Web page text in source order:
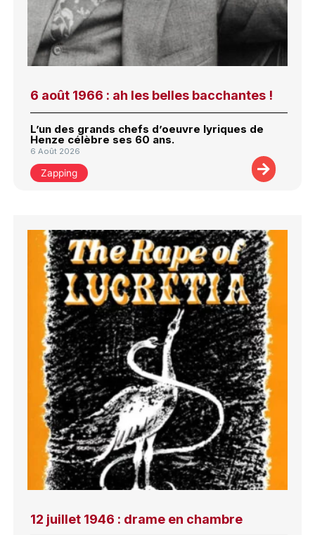
6 août 1966 : ah les belles bacchantes !
L’un des grands chefs d’oeuvre lyriques de
Henze célèbre ses 60 ans.
6 Août 2026
Zapping
12 juillet 1946 : drame en chambre